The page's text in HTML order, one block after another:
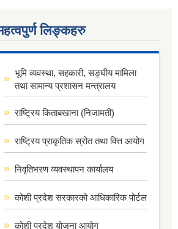
लिङ्कहरु
भूमि व्यवस्था, सहकारी, सङ्घीय मामिला
तथा सामान्य प्रशासन मन्त्रालय
राष्ट्रिय किताबखाना (निजामती)
राष्ट्रिय प्राकृतिक स्रोत तथा वित्त आयोग
निवृतिभरण व्यवस्थापन कार्यालय
कोशी प्रदेश सरकारको आधिकारिक पोर्टल
कोशी प्रदेश योजना आयोग